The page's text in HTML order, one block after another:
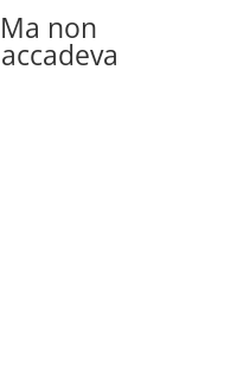
non